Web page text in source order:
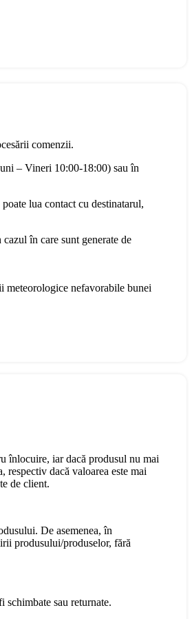
comenzii.
– Vineri 10:00-18:00) sau în
lua contact cu destinatarul,
în care sunt generate de
meteorologice nefavorabile bunei
înlocuire, iar dacă produsul nu mai
respectiv dacă valoarea este mai
de client.
De asemenea, în
produsului/produselor, fără
schimbate sau returnate.